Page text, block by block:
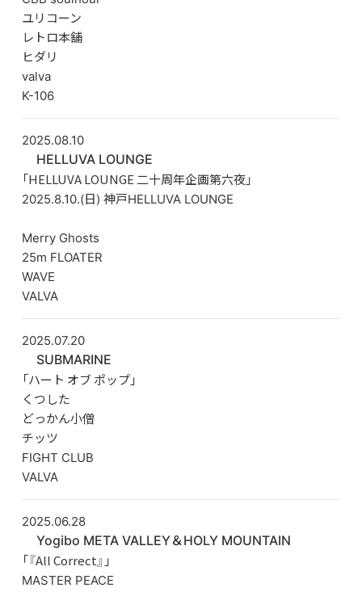
ユリコーン
レトロ本舗
ヒダリ
valva
K-106
2025.08.10
HELLUVA LOUNGE
「HELLUVA LOUNGE 二十周年企画第六夜」
2025.8.10.(日) 神戸HELLUVA LOUNGE
Merry Ghosts
25m FLOATER
WAVE
VALVA
2025.07.20
SUBMARINE
「ハート オブ ポップ」
くつした
どっかん小僧
チッツ
FIGHT CLUB
VALVA
2025.06.28
Yogibo META VALLEY＆HOLY MOUNTAIN
「『All Correct』」
MASTER PEACE